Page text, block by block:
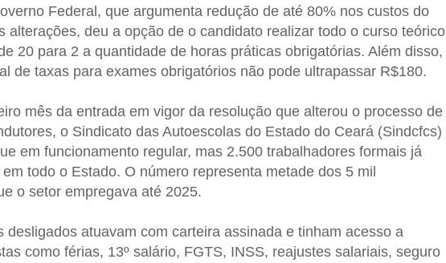
Federal, que argumenta redução de até 80% nos custos do
alterações, deu a opção de o candidato realizar todo o curso teórico
20 para 2 a quantidade de horas práticas obrigatórias. Além disso,
de taxas para exames obrigatórios não pode ultrapassar R$180.
mês da entrada em vigor da resolução que alterou o processo de
o Sindicato das Autoescolas do Estado do Ceará (Sindcfcs)
em funcionamento regular, mas 2.500 trabalhadores formais já
todo o Estado. O número representa metade dos 5 mil
o setor empregava até 2025.
desligados atuavam com carteira assinada e tinham acesso a
como férias, 13º salário, FGTS, INSS, reajustes salariais, seguro